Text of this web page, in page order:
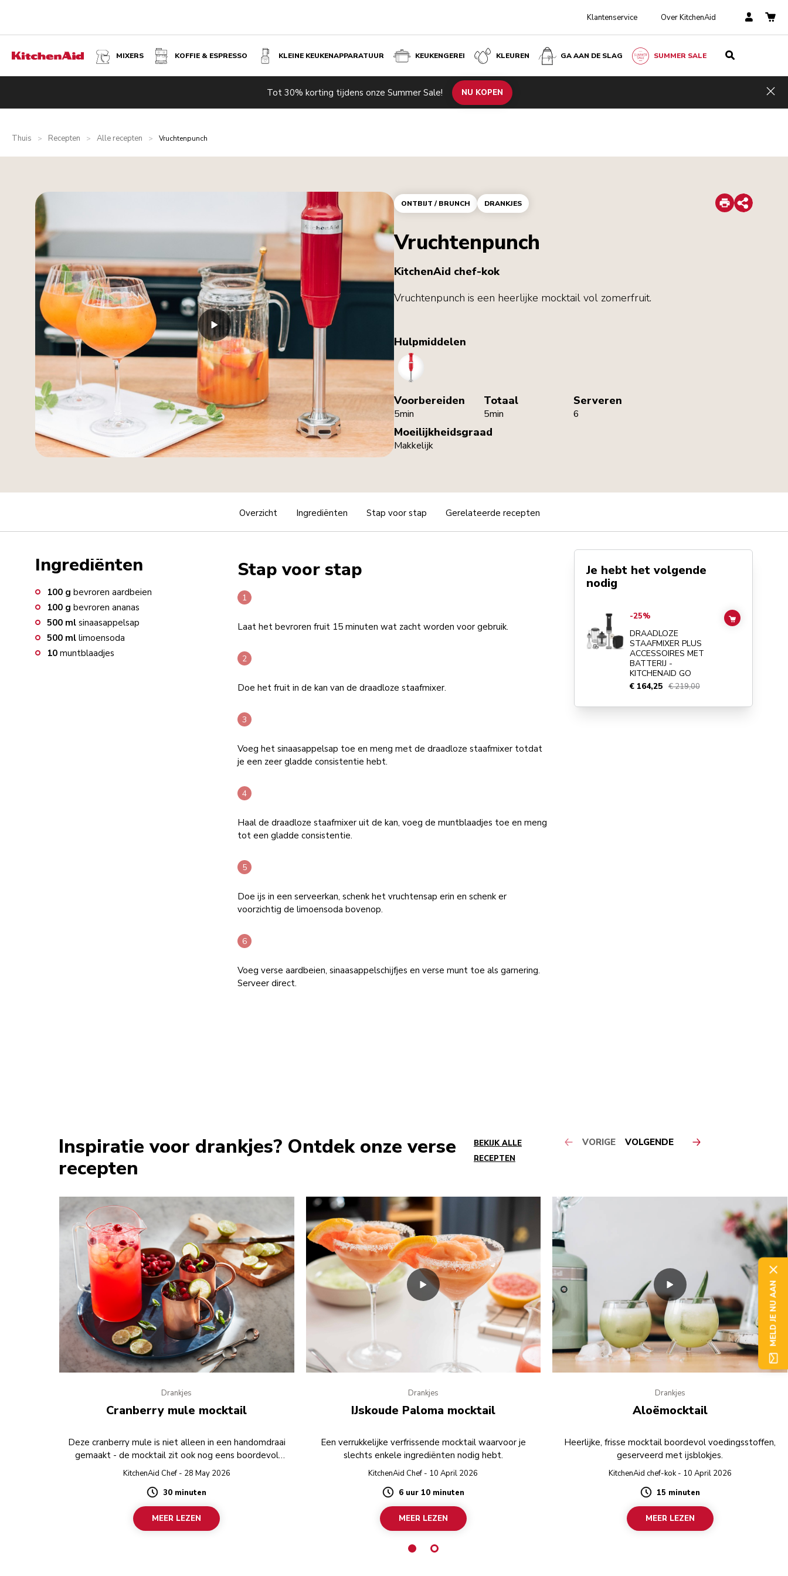
Klantenservice Over KitchenAid
MIXERS KOFFIE & ESPRESSO KLEINE KEUKENAPPARATUUR KEUKENGEREI KLEUREN GA AAN DE SLAG SUMMER SALE
Tot 30% korting tijdens onze Summer Sale! NU KOPEN
Thuis > Recepten > Alle recepten > Vruchtenpunch
ONTBIJT / BRUNCH DRANKJES Print
Share
Vruchtenpunch
KitchenAid chef-kok
Vruchtenpunch is een heerlijke mocktail vol zomerfruit.
Hulpmiddelen
HandBlender
Voorbereiden
5min
Totaal
5min
Serveren
6
Moeilijkheidsgraad
Makkelijk
Overzicht Ingrediënten Stap voor stap Gerelateerde recepten
Ingrediënten
100 g bevroren aardbeien
100 g bevroren ananas
500 ml sinaasappelsap
500 ml limoensoda
10 muntblaadjes
Stap voor stap
Laat het bevroren fruit 15 minuten wat zacht worden voor gebruik.
Doe het fruit in de kan van de draadloze staafmixer.
Voeg het sinaasappelsap toe en meng met de draadloze staafmixer totdat
je een zeer gladde consistentie hebt.
Haal de draadloze staafmixer uit de kan, voeg de muntblaadjes toe en meng
tot een gladde consistentie.
Doe ijs in een serveerkan, schenk het vruchtensap erin en schenk er
voorzichtig de limoensoda bovenop.
Voeg verse aardbeien, sinaasappelschijfjes en verse munt toe als garnering.
Serveer direct.
Je hebt het volgende
nodig
Go toDRAADLOZE STAAFMIXER PLUS ACCESSOIRES
-25%
DRAADLOZE
STAAFMIXER PLUS
ACCESSOIRES MET
BATTERIJ -
KITCHENAID GO
€ 164,25 € 219,00
ADD TO CART
Inspiratie voor drankjes? Ontdek onze verse
recepten
BEKIJK ALLE
RECEPTEN
VORIGE VOLGENDE
Drankjes
Cranberry mule mocktail
Deze cranberry mule is niet alleen in een handomdraai
gemaakt - de mocktail zit ook nog eens boordevol
fruitige aroma’s.
KitchenAid Chef - 28 May 2026
Duration
30 minuten
MEER LEZEN
Drankjes
IJskoude Paloma mocktail
Een verrukkelijke verfrissende mocktail waarvoor je
slechts enkele ingrediënten nodig hebt.
KitchenAid Chef - 10 April 2026
Duration6 uur 10 minuten
MEER LEZEN
Drankjes
Aloëmocktail
Heerlijke, frisse mocktail boordevol voedingsstoffen,
geserveerd met ijsblokjes.
KitchenAid chef-kok - 10 April 2026
Duration
15 minuten
MEER LEZEN
MELD JE NU AAN